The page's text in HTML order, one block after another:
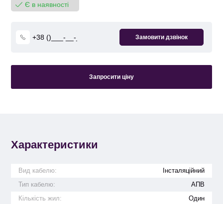
Є в наявності
Запросити ціну
Характеристики
Вид кабелю:
Інсталяційний
Тип кабелю:
АПВ
Кількість жил:
Один